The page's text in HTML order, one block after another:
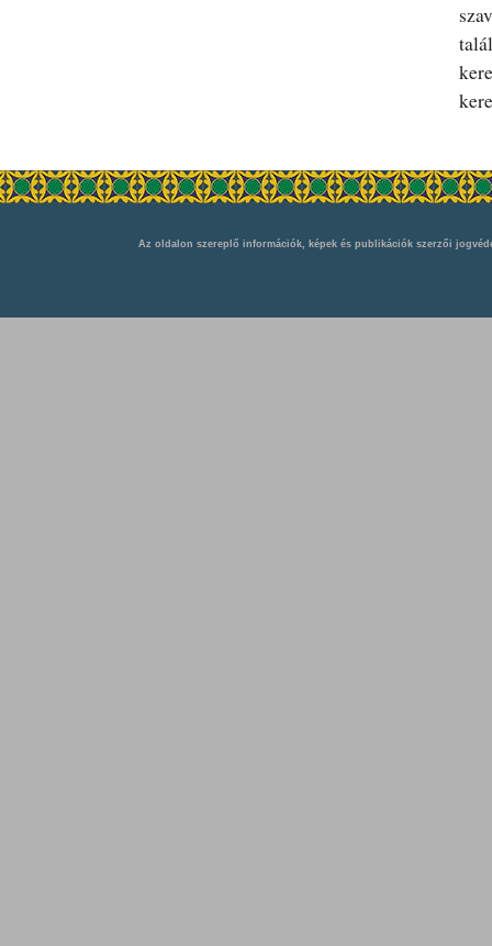
Az oldalon szereplő információk, képek és publikációk szerzői